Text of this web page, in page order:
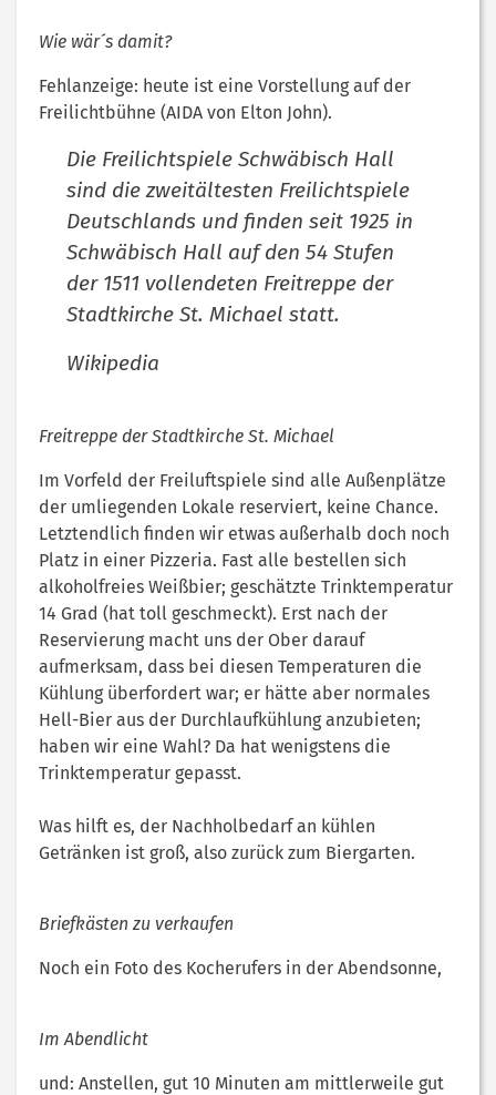
Wie wär´s damit?
Fehlanzeige: heute ist eine Vorstellung auf der
Freilichtbühne (AIDA von Elton John).
Die Freilichtspiele Schwäbisch Hall
sind die zweitältesten Freilichtspiele
Deutschlands und finden seit 1925 in
Schwäbisch Hall auf den 54 Stufen
der 1511 vollendeten Freitreppe der
Stadtkirche St. Michael statt.
Wikipedia
Freitreppe der Stadtkirche St. Michael
Im Vorfeld der Freiluftspiele sind alle Außenplätze
der umliegenden Lokale reserviert, keine Chance.
Letztendlich finden wir etwas außerhalb doch noch
Platz in einer Pizzeria. Fast alle bestellen sich
alkoholfreies Weißbier; geschätzte Trinktemperatur
14 Grad (hat toll geschmeckt). Erst nach der
Reservierung macht uns der Ober darauf
aufmerksam, dass bei diesen Temperaturen die
Kühlung überfordert war; er hätte aber normales
Hell-Bier aus der Durchlaufkühlung anzubieten;
haben wir eine Wahl? Da hat wenigstens die
Trinktemperatur gepasst.
Was hilft es, der Nachholbedarf an kühlen
Getränken ist groß, also zurück zum Biergarten.
Briefkästen zu verkaufen
Noch ein Foto des Kocherufers in der Abendsonne,
Im Abendlicht
und: Anstellen, gut 10 Minuten am mittlerweile gut